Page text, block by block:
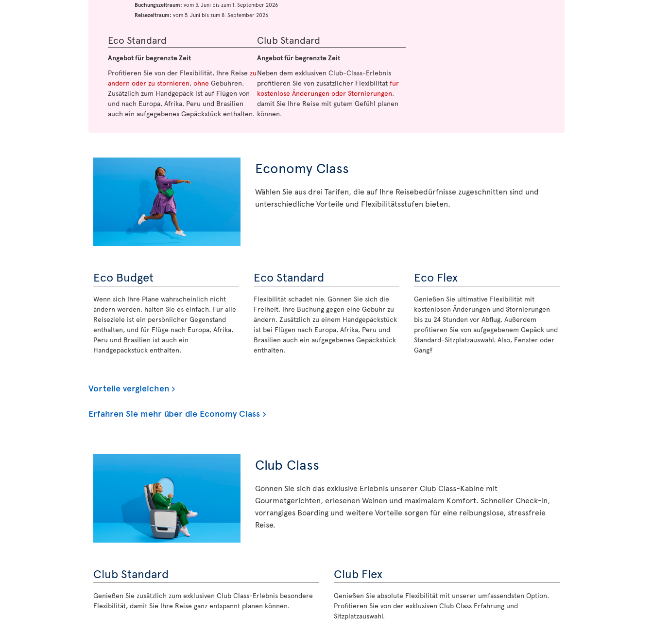
Buchungszeitraum: vom 5. Juni bis zum 1. September 2026
Reisezeitraum: vom 5. Juni bis zum 8. September 2026
Eco Standard
Angebot für begrenzte Zeit
Profitieren Sie von der Flexibilität, Ihre Reise zu
ändern oder zu stornieren, ohne Gebühren.
Zusätzlich zum Handgepäck ist auf Flügen von
und nach Europa, Afrika, Peru und Brasilien
auch ein aufgegebenes Gepäckstück enthalten.
Club Standard
Angebot für begrenzte Zeit
Neben dem exklusiven Club-Class-Erlebnis
profitieren Sie von zusätzlicher Flexibilität für
kostenlose Änderungen oder Stornierungen,
damit Sie Ihre Reise mit gutem Gefühl planen
können.
Economy Class
Wählen Sie aus drei Tarifen, die auf Ihre Reisebedürfnisse zugeschnitten sind und
unterschiedliche Vorteile und Flexibilitätsstufen bieten.
Eco Budget
Wenn sich Ihre Pläne wahrscheinlich nicht
ändern werden, halten Sie es einfach. Für alle
Reiseziele ist ein persönlicher Gegenstand
enthalten, und für Flüge nach Europa, Afrika,
Peru und Brasilien ist auch ein
Handgepäckstück enthalten.
Eco Standard
Flexibilität schadet nie. Gönnen Sie sich die
Freiheit, Ihre Buchung gegen eine Gebühr zu
ändern. Zusätzlich zu einem Handgepäckstück
ist bei Flügen nach Europa, Afrika, Peru und
Brasilien auch ein aufgegebenes Gepäckstück
enthalten.
Eco Flex
Genießen Sie ultimative Flexibilität mit
kostenlosen Änderungen und Stornierungen
bis zu 24 Stunden vor Abflug. Außerdem
profitieren Sie von aufgegebenem Gepäck und
Standard-Sitzplatzauswahl. Also, Fenster oder
Gang?
Vorteile vergleichen
Erfahren Sie mehr über die Economy Class
Club Class
Gönnen Sie sich das exklusive Erlebnis unserer Club Class-Kabine mit
Gourmetgerichten, erlesenen Weinen und maximalem Komfort. Schneller Check-in,
vorrangiges Boarding und weitere Vorteile sorgen für eine reibungslose, stressfreie
Reise.
Club Standard
Genießen Sie zusätzlich zum exklusiven Club Class-Erlebnis besondere
Flexibilität, damit Sie Ihre Reise ganz entspannt planen können.
Club Flex
Genießen Sie absolute Flexibilität mit unserer umfassendsten Option.
Profitieren Sie von der exklusiven Club Class Erfahrung und
Sitzplatzauswahl.